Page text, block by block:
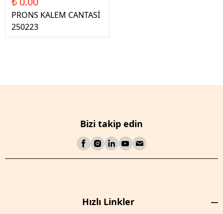
PRONS KALEM CANTASİ
250223
Bizi takip edin
Hızlı Linkler